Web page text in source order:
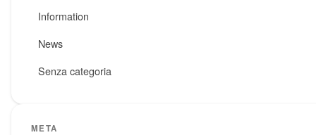
Information
News
Senza categoria
META